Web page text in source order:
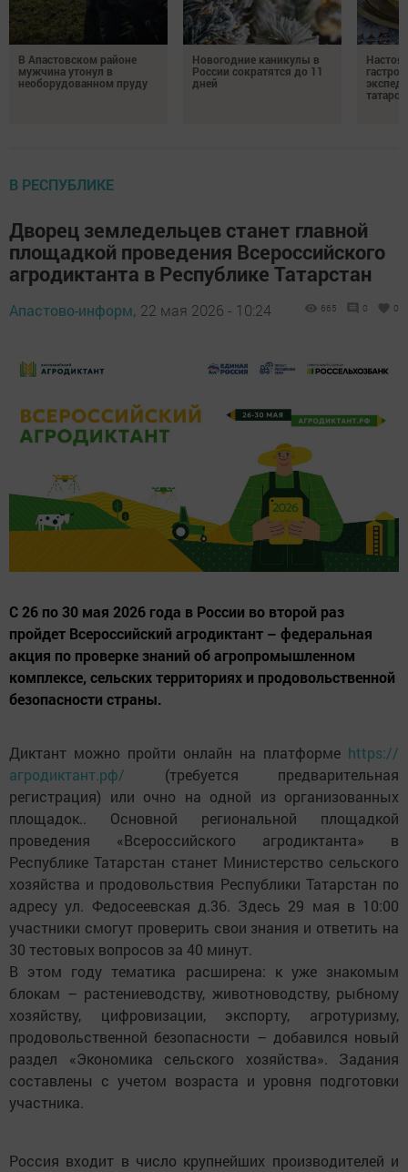
В Апастовском районе
мужчина утонул в
необорудованном пруду
Новогодние каникулы в
России сократятся до 11
дней
В РЕСПУБЛИКЕ
Дворец земледельцев станет главной
площадкой проведения Всероссийского
агродиктанта в Республике Татарстан
Апастово-информ, 22 мая 2026 - 10:24 665 0 0
С 26 по 30 мая 2026 года в России во второй раз
пройдет Всероссийский агродиктант – федеральная
акция по проверке знаний об агропромышленном
комплексе, сельских территориях и продовольственной
безопасности страны.
Диктант можно пройти онлайн на платформе https://
агродиктант.рф/ (требуется предварительная
регистрация) или очно на одной из организованных
площадок.. Основной региональной площадкой
проведения «Всероссийского агродиктанта» в
Республике Татарстан станет Министерство сельского
хозяйства и продовольствия Республики Татарстан по
адресу ул. Федосеевская д.36. Здесь 29 мая в 10:00
участники смогут проверить свои знания и ответить на
30 тестовых вопросов за 40 минут.
В этом году тематика расширена: к уже знакомым
блокам – растениеводству, животноводству, рыбному
хозяйству, цифровизации, экспорту, агротуризму,
продовольственной безопасности – добавился новый
раздел «Экономика сельского хозяйства». Задания
составлены с учетом возраста и уровня подготовки
участника.
Россия входит в число крупнейших производителей и